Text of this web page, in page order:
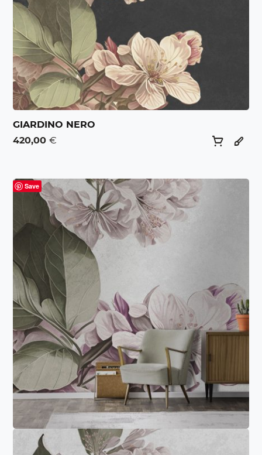
GIARDINO NERO
420,00€
Save